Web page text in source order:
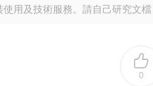
用及技術服務。請自己研究文檔
0